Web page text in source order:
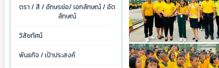
ตรา / สี / อักษรย่อ/ เอกลักษณ์ / อัต
ลักษณ์
วิสัยทัศน์
พันธกิจ / เป้าประสงค์